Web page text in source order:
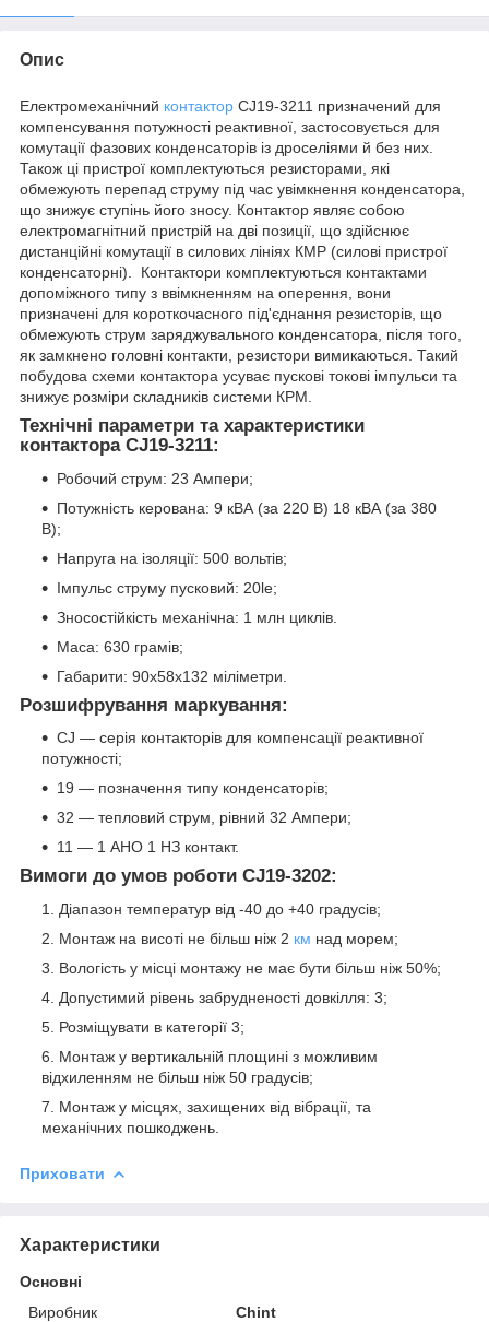
Опис
Електромеханічний контактор CJ19-3211 призначений для
компенсування потужності реактивної, застосовується для
комутації фазових конденсаторів із дроселіями й без них.
Також ці пристрої комплектуються резисторами, які
обмежують перепад струму під час увімкнення конденсатора,
що знижує ступінь його зносу. Контактор являє собою
електромагнітний пристрій на дві позиції, що здійснює
дистанційні комутації в силових лініях КМР (силові пристрої
конденсаторні). Контактори комплектуються контактами
допоміжного типу з ввімкненням на оперення, вони
призначені для короткочасного під'єднання резисторів, що
обмежують струм заряджувального конденсатора, після того,
як замкнено головні контакти, резистори вимикаються. Такий
побудова схеми контактора усуває пускові токові імпульси та
знижує розміри складників системи КРМ.
Технічні параметри та характеристики
контактора CJ19-3211:
Робочий струм: 23 Ампери;
Потужність керована: 9 кВА (за 220 В) 18 кВА (за 380
В);
Напруга на ізоляції: 500 вольтів;
Імпульс струму пусковий: 20le;
Зносостійкість механічна: 1 млн циклів.
Маса: 630 грамів;
Габарити: 90х58х132 міліметри.
Розшифрування маркування:
CJ — серія контакторів для компенсації реактивної
потужності;
19 — позначення типу конденсаторів;
32 — тепловий струм, рівний 32 Ампери;
11 ― 1 АНО 1 НЗ контакт.
Вимоги до умов роботи CJ19-3202:
Діапазон температур від -40 до +40 градусів;
Монтаж на висоті не більш ніж 2 км над морем;
Вологість у місці монтажу не має бути більш ніж 50%;
Допустимий рівень забрудненості довкілля: 3;
Розміщувати в категорії 3;
Монтаж у вертикальній площині з можливим
відхиленням не більш ніж 50 градусів;
Монтаж у місцях, захищених від вібрації, та
механічних пошкоджень.
Приховати
Характеристики
Основні
Виробник
Chint